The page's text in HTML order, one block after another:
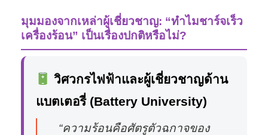
มุมมองจากเหล่าผู้เชี่ยวชาญ: “ทำไมชาร์จเร็ว
เครื่องร้อน” เป็นเรื่องปกติหรือไม่?
วิศวกรไฟฟ้าและผู้เชี่ยวชาญด้าน
แบตเตอรี่ (Battery University)
“ความร้อนคือศัตรูตัวฉกาจของ